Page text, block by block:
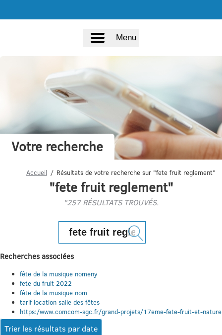
Menu
Votre recherche
Accueil Résultats de votre recherche sur "fete fruit reglement"
"fete fruit reglement"
"257 RÉSULTATS TROUVÉS.
Recherches associées
fête de la musique nomeny
fete du fruit 2022
fête de la musique nom
tarif location salle des fêtes
https:/www.comcom-sgc.fr/grand-projets/17eme-fete-fruit-et-nature
Trier les résultats par date